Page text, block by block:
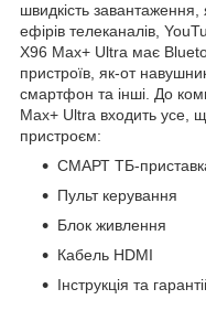
швидкість
ефірів телеканалів,
X96 Max+ Ultra має
пристроїв, як-от
смартфон та інші. До
Max+ Ultra входить усе,
пристроєм:
СМАРТ ТБ-
Пульт керування
Блок живлення
Кабель HDMI
Інструкція та